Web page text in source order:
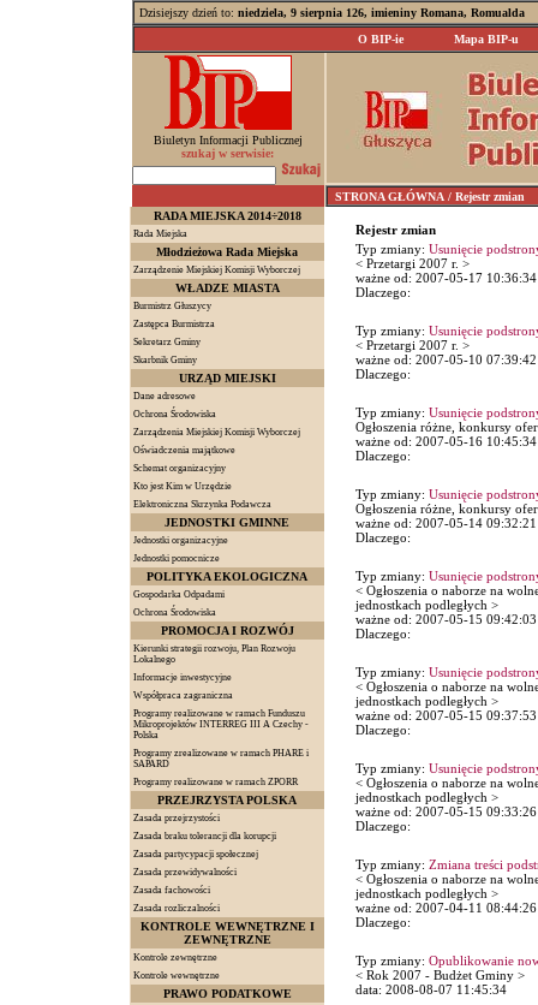
Dzisiejszy dzień to: niedziela, 9 sierpnia 126, imieniny Romana, Romualda
O BIP-ie
Mapa BIP-u
Biuletyn Informacji Publicznej
szukaj w serwisie:
STRONA GŁÓWNA / Rejestr zmian
RADA MIEJSKA 2014÷2018
Rada Miejska
Młodzieżowa Rada Miejska
Zarządzenie Miejskiej Komisji Wyborczej
WŁADZE MIASTA
Burmistrz Głuszycy
Zastępca Burmistrza
Sekretarz Gminy
Skarbnik Gminy
URZĄD MIEJSKI
Dane adresowe
Ochrona Środowiska
Zarządzenia Miejskiej Komisji Wyborczej
Oświadczenia majątkowe
Schemat organizacyjny
Kto jest Kim w Urzędzie
Elektroniczna Skrzynka Podawcza
JEDNOSTKI GMINNE
Jednostki organizacyjne
Jednostki pomocnicze
POLITYKA EKOLOGICZNA
Gospodarka Odpadami
Ochrona Środowiska
PROMOCJA I ROZWÓJ
Kierunki strategii rozwoju, Plan Rozwoju
Lokalnego
Informacje inwestycyjne
Współpraca zagraniczna
Programy realizowane w ramach Funduszu
Mikroprojektów INTERREG III A Czechy -
Polska
Programy zrealizowane w ramach PHARE i
SAPARD
Programy realizowane w ramach ZPORR
PRZEJRZYSTA POLSKA
Zasada przejrzystości
Zasada braku tolerancji dla korupcji
Zasada partycypacji społecznej
Zasada przewidywalności
Zasada fachowości
Zasada rozliczalności
KONTROLE WEWNĘTRZNE I
ZEWNĘTRZNE
Kontrole zewnętrzne
Kontrole wewnętrzne
PRAWO PODATKOWE
Rejestr zmian
Typ zmiany: Usunięcie
< Przetargi 2007 r. >
ważne od: 2007-05-17
Dlaczego:
Typ zmiany: Usunięcie
< Przetargi 2007 r. >
ważne od: 2007-05-10
Dlaczego:
Typ zmiany: Usunięcie
Ogłoszenia różne, konkursy
ważne od: 2007-05-16
Dlaczego:
Typ zmiany: Usunięcie
Ogłoszenia różne, konkursy
ważne od: 2007-05-14
Dlaczego:
Typ zmiany: Usunięcie
< Ogłoszenia o naborze na
jednostkach podległych >
ważne od: 2007-05-15
Dlaczego:
Typ zmiany: Usunięcie
< Ogłoszenia o naborze na
jednostkach podległych >
ważne od: 2007-05-15
Dlaczego:
Typ zmiany: Usunięcie
< Ogłoszenia o naborze na
jednostkach podległych >
ważne od: 2007-05-15
Dlaczego:
Typ zmiany: Zmiana treści
< Ogłoszenia o naborze na
jednostkach podległych >
ważne od: 2007-04-11
Dlaczego:
Typ zmiany: Opublikowanie
< Rok 2007 - Budżet Gminy >
data: 2008-08-07 11:45:34